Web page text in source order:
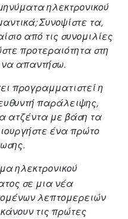
ηλεκτρονικού
Συνοψίστε τα,
από τις συνομιλίες
προτεραιότητα στη
να απαντήσω.
προγραμματιστεί η
παράλειψης,
ατζέντα με βάση τα
ένα πρώτο
ηλεκτρονικού
σε μια νέα
λεπτομερειών
τις πρώτες